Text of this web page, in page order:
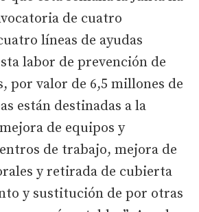
de cuatro
líneas de ayudas
labor de prevención de
por valor de 6,5 millones de
están destinadas a la
de equipos y
de trabajo, mejora de
y retirada de cubierta
y sustitución de por otras